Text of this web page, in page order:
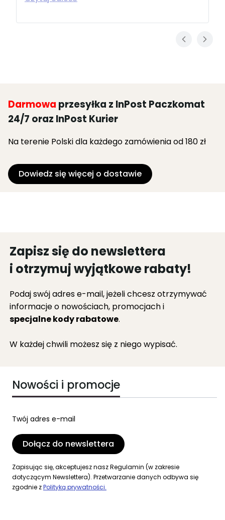
Darmowa przesyłka z InPost Paczkomat
24/7 oraz InPost Kurier
Na terenie Polski dla każdego zamówienia od 180 zł
Dowiedz się więcej o dostawie
Zapisz się do newslettera
i otrzymuj wyjątkowe rabaty!
Podaj swój adres e-mail, jeżeli chcesz otrzymywać
informacje o nowościach, promocjach i
specjalne kody rabatowe.
W każdej chwili możesz się z niego wypisać.
Nowości i promocje
Twój adres e-mail
Dołącz do newslettera
Zapisując się, akceptujesz nasz Regulamin (w zakresie
dotyczącym Newslettera). Przetwarzanie danych odbywa się
zgodnie zPolityką prywatności.